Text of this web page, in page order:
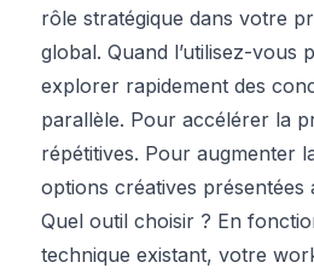
rôle stratégique dans votre
global. Quand l’utilisez-vous
explorer rapidement des
parallèle. Pour accélérer la
répétitives. Pour augmenter
options créatives présentées
Quel outil choisir ? En
technique existant, votre